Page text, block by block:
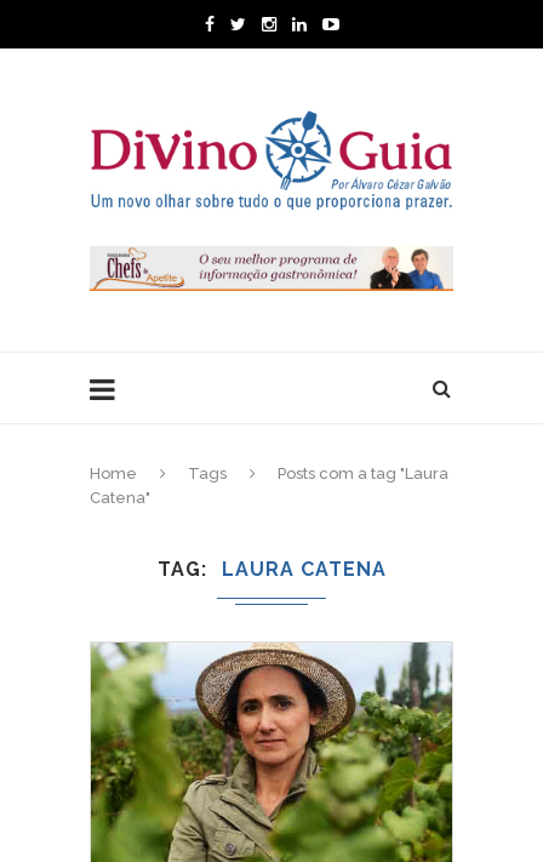
Home Tags
Posts com a tag "Laura
Catena"
TAG LAURA CATENA